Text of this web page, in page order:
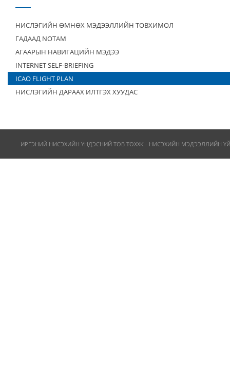
НИСЛЭГИЙН ӨМНӨХ МЭДЭЭЛЛИЙН ТОВХИМОЛ
ГАДААД NOTAM
АГААРЫН НАВИГАЦИЙН МЭДЭЭ
INTERNET SELF-BRIEFING
ICAO FLIGHT PLAN
НИСЛЭГИЙН ДАРААХ ИЛТГЭХ ХУУДАС
ИРГЭНИЙ НИСЭХИЙН ҮНДЭСНИЙ ТӨВ ТӨХХК - НИСЭХИЙН МЭДЭЭЛЛИЙН